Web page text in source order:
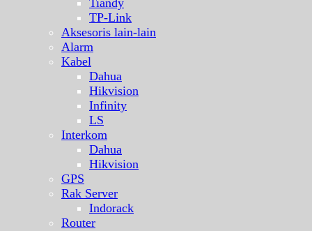
Tiandy
TP-Link
Aksesoris lain-lain
Alarm
Kabel
Dahua
Hikvision
Infinity
LS
Interkom
Dahua
Hikvision
GPS
Rak Server
Indorack
Router